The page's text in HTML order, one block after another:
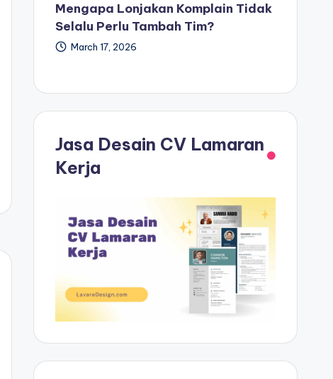
Mengapa Lonjakan Komplain Tidak
Selalu Perlu Tambah Tim?
March 17, 2026
Jasa Desain CV Lamaran
Kerja